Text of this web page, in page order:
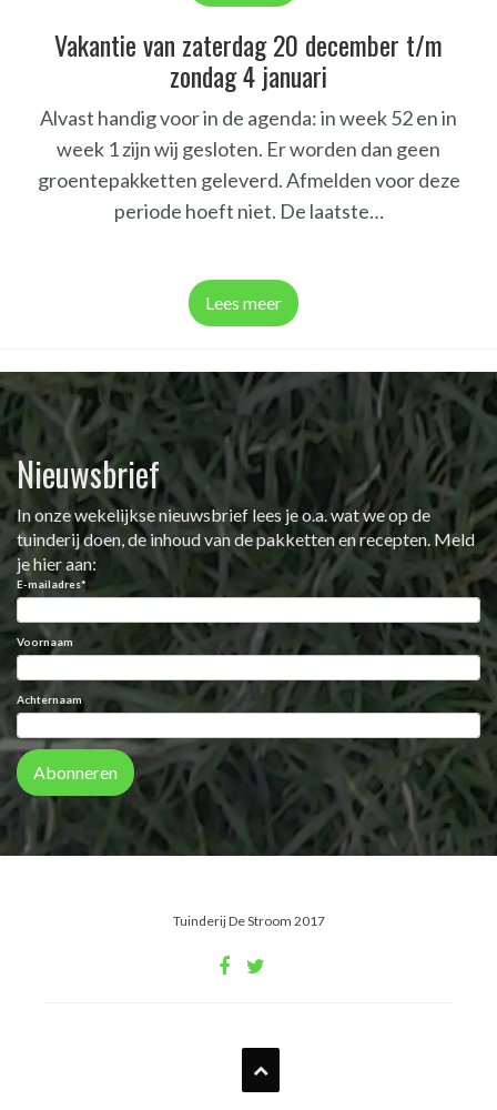
Vakantie van zaterdag 20 december t/m
zondag 4 januari
Alvast handig voor in de agenda: in week 52 en in
week 1 zijn wij gesloten. Er worden dan geen
groentepakketten geleverd. Afmelden voor deze
periode hoeft niet. De laatste…
Lees meer
Nieuwsbrief
In onze wekelijkse nieuwsbrief lees je o.a. wat we op de
tuinderij doen, de inhoud van de pakketten en recepten. Meld
je hier aan:
E-mailadres*
Voornaam
Achternaam
Abonneren
Tuinderij De Stroom 2017